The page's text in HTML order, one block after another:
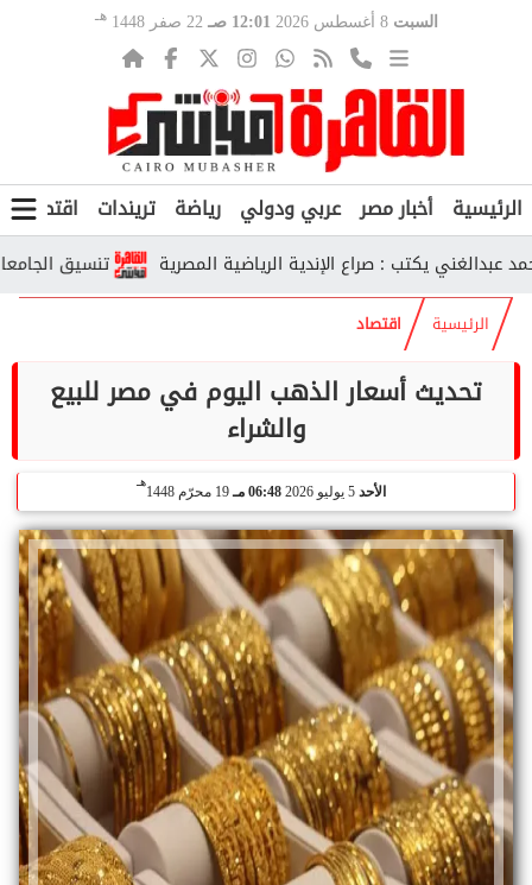
السبت 8 أغسطس 2026 12:01 صـ 22 صفر 1448 هـ
الرئيسية أخبار مصر عربي ودولي رياضة تريندات اقتصاد
تنسيق الجامعات الحكومية 2026.. رابط تسجيل يكتب : صراع الإندية الرياضية المصرية
الرئيسية اقتصاد
تحديث أسعار الذهب اليوم في مصر للبيع
والشراء
الأحد 06:48 مـ 19 محرّم 1448
هـ